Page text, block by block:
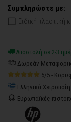
Συμπληρώστε με:
Ειδική πλαστική
Αποστολή σε 2-3
Δωρεάν
5/5 -
Ελληνικά
Ευρωπαϊκές